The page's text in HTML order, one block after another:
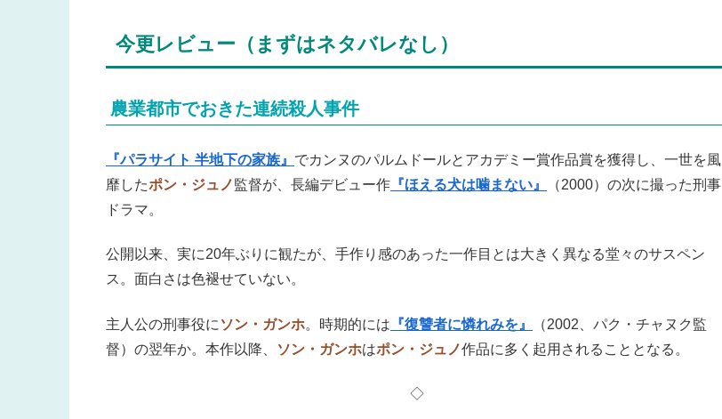
今更レビュー（まずはネタバレなし）
農業都市でおきた連続殺人事件
『パラサイト 半地下の家族』 でカンヌのパルムドールとアカデミー賞作品賞を獲得し、一世を風
靡したポン・ジュノ監督が、長編デビュー作 『ほえる犬は噛まない』
（2000）の次に撮った刑事
ドラマ。
公開以来、実に20年ぶりに観たが、手作り感のあった一作目とは大きく異なる堂々のサスペン
ス。面白さは色褪せていない。
主人公の刑事役に ソン・ガンホ。時期的には 『復讐者に憐れみを』
（2002、パク・チャヌク監
督）の翌年か。本作以降、
ソン・ガンホはポン・ジュノ作品に多く起用されることとなる。
◇